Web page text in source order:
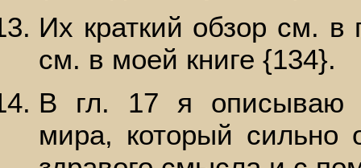
Их краткий обзор см.
см. в моей книге {134}.
В гл. 17 я описываю
мира, который сильно